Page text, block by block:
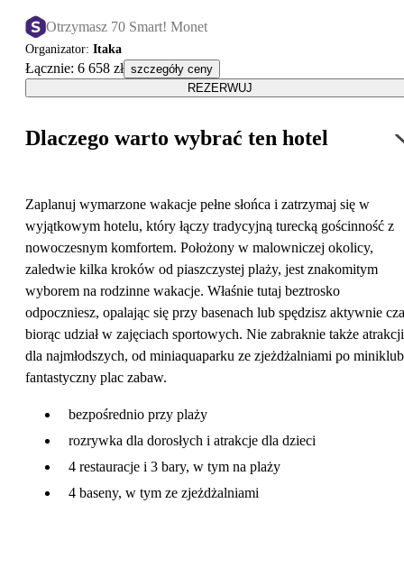
Otrzymasz 70 Smart! Monet
Organizator: Itaka
Łącznie: 6 658 zł szczegóły ceny
REZERWUJ
Dlaczego warto wybrać ten hotel
Zaplanuj wymarzone wakacje pełne słońca i zatrzymaj się w
wyjątkowym hotelu, który łączy tradycyjną turecką gościnność z
nowoczesnym komfortem. Położony w malowniczej okolicy,
zaledwie kilka kroków od piaszczystej plaży, jest znakomitym
wyborem na rodzinne wakacje. Właśnie tutaj beztrosko
odpoczniesz, opalając się przy basenach lub spędzisz aktywnie
biorąc udział w zajęciach sportowych. Nie zabraknie także atrakcji
dla najmłodszych, od miniaquaparku ze zjeżdżalniami po
fantastyczny plac zabaw.
bezpośrednio przy plaży
rozrywka dla dorosłych i atrakcje dla dzieci
4 restauracje i 3 bary, w tym na plaży
4 baseny, w tym ze zjeżdżalniami